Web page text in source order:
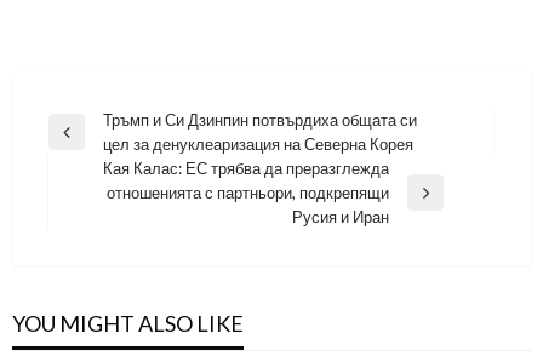
Навигация
Previous
Тръмп и Си Дзинпин потвърдиха общата си
цел за денуклеаризация на Северна Корея
Кая Калас: ЕС трябва да преразглежда
отношенията с партньори, подкрепящи
Русия и Иран
YOU MIGHT ALSO LIKE